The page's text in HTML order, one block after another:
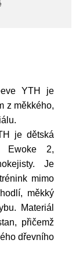
YTH je
z měkkého,
je dětská
Ewoke 2,
Je
mimo
měkký
Materiál
přičemž
dřevního